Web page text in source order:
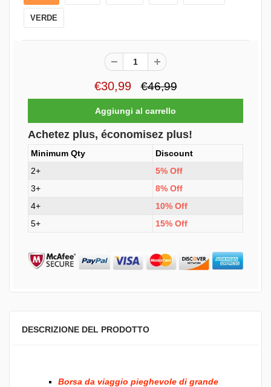
VERDE
€30,99 €46,99
Achetez plus, économisez plus!
Minimum Qty
Discount
2+
5% Off
3+
8% Off
4+
10% Off
5+
15% Off
DESCRIZIONE DEL PRODOTTO
Borsa da viaggio pieghevole di grande